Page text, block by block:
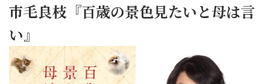
市毛良枝『百歳の景色見たいと母は言
い』